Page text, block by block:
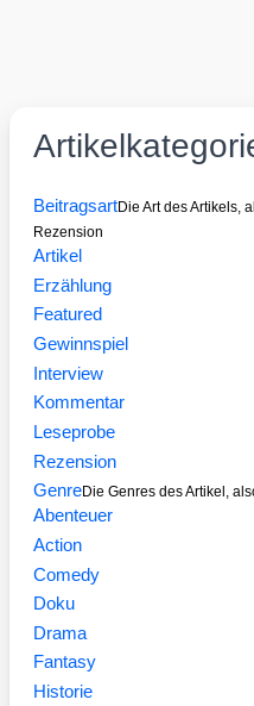
BeitragsartDie Art des Artikels,
Rezension
Artikel
Erzählung
Featured
Gewinnspiel
Interview
Kommentar
Leseprobe
Rezension
GenreDie Genres des Artikel,
Abenteuer
Action
Comedy
Doku
Drama
Fantasy
Historie